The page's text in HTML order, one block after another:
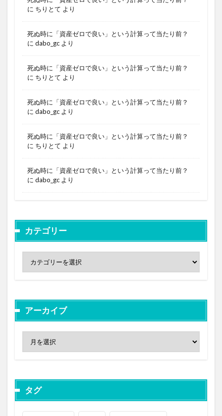
に ちりとて より
死ぬ時に「資産ゼロで良い」という計算って当たり前？
に dabo_gc より
死ぬ時に「資産ゼロで良い」という計算って当たり前？
に ちりとて より
死ぬ時に「資産ゼロで良い」という計算って当たり前？
に dabo_gc より
死ぬ時に「資産ゼロで良い」という計算って当たり前？
に ちりとて より
死ぬ時に「資産ゼロで良い」という計算って当たり前？
に dabo_gc より
カテゴリー
アーカイブ
タグ